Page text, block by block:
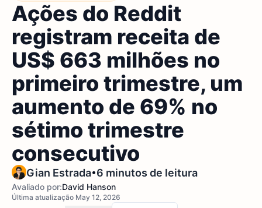
Ações do Reddit
registram receita de
US$ 663 milhões no
primeiro trimestre, um
aumento de 69% no
sétimo trimestre
consecutivo
Gian Estrada•6 minutos de leitura
Avaliado por:David Hanson
Última atualização May 12, 2026